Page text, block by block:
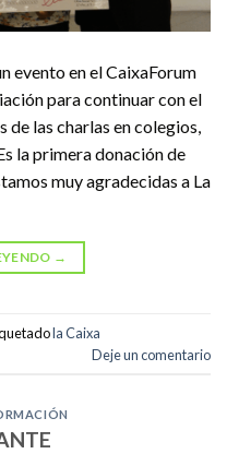
evento en el CaixaForum
para continuar con el
las charlas en colegios,
la primera donación de
muy agradecidas a La
→
la Caixa
Deje un comentario